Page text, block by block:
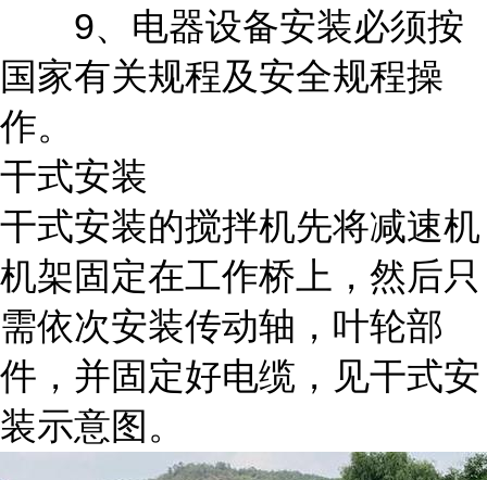
9、电器设备安装必须按
国家有关规程及安全规程操
作。
干式安装
干式安装的搅拌机先将减速机
机架固定在工作桥上，然后只
需依次安装传动轴，叶轮部
件，并固定好电缆，见干式安
装示意图。